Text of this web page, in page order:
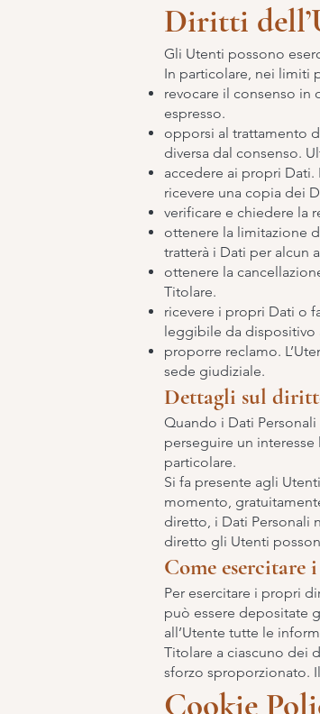
Diritti
Gli Utenti possono
In particolare, nei limiti
revocare il consenso in
espresso.
opporsi al trattamento
diversa dal consenso.
accedere ai propri
ricevere una copia dei
verificare e chiedere la
ottenere la limitazione
tratterà i Dati per alcun
ottenere la
Titolare.
ricevere i propri Dati o
leggibile da dispositivo
proporre reclamo.
sede giudiziale.
Dettagli sul
Quando i Dati
perseguire un
particolare.
Si fa presente agli
momento,
diretto, i Dati Personali
diretto gli Utenti
Come
Per esercitare i propri
può essere depositate
all’Utente tutte le
Titolare a ciascuno dei
sforzo sproporzionato.
Cookie